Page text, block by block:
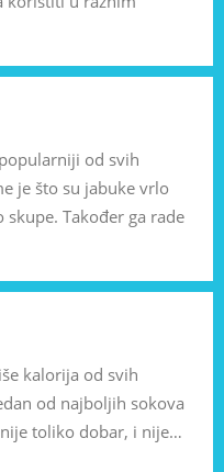
od svih
je što su jabuke vrlo
Također ga rade
kalorija od svih
od najboljih sokova
toliko dobar, i nije…